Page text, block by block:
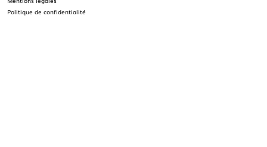
Politique de confidentialité